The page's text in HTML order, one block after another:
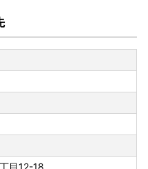
方へ朗報／第二弾！！
のご紹介です！
ソコンで複数自治体の管
。